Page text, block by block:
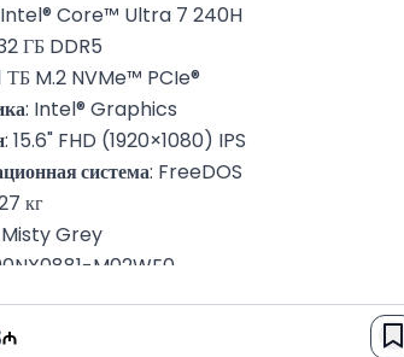
Intel® Core™ Ultra 7 240H
ГБ DDR5
ТБ M.2 NVMe™ PCIe®
: Intel® Graphics
: 15.6" FHD (1920×1080) IPS
система: FreeDOS
кг
Misty Grey
M02WE0
: 12 месяцев